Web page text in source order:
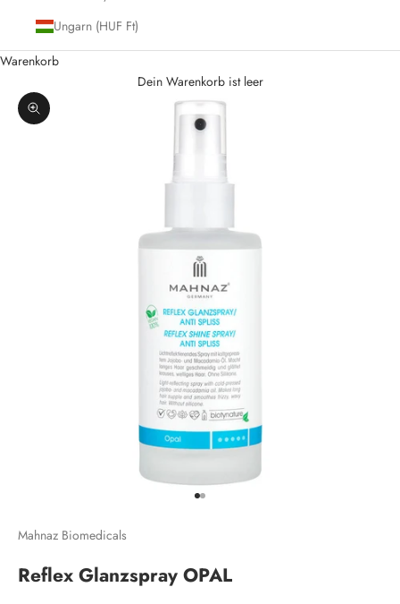
Ungarn (HUF Ft)
Warenkorb
Dein Warenkorb ist leer
Bild vergrößern
Gehe zu Element 1
Gehe zu Element 2
Mahnaz Biomedicals
Reflex Glanzspray OPAL